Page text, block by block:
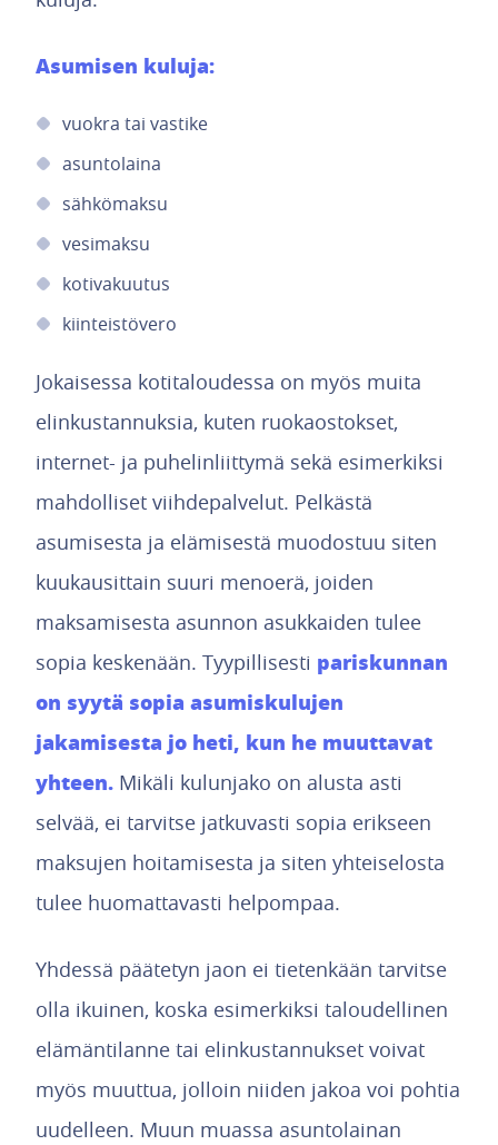
Asumisen kuluja:
vuokra tai vastike
asuntolaina
sähkömaksu
vesimaksu
kotivakuutus
kiinteistövero
Jokaisessa kotitaloudessa on myös muita
elinkustannuksia, kuten ruokaostokset,
internet- ja puhelinliittymä sekä esimerkiksi
mahdolliset viihdepalvelut. Pelkästä
asumisesta ja elämisestä muodostuu siten
kuukausittain suuri menoerä, joiden
maksamisesta asunnon asukkaiden tulee
sopia keskenään. Tyypillisesti pariskunnan
on syytä sopia asumiskulujen
jakamisesta jo heti, kun he muuttavat
yhteen. Mikäli kulunjako on alusta asti
selvää, ei tarvitse jatkuvasti sopia erikseen
maksujen hoitamisesta ja siten yhteiselosta
tulee huomattavasti helpompaa.
Yhdessä päätetyn jaon ei tietenkään tarvitse
olla ikuinen, koska esimerkiksi taloudellinen
elämäntilanne tai elinkustannukset voivat
myös muuttua, jolloin niiden jakoa voi pohtia
uudelleen. Muun muassa asuntolainan